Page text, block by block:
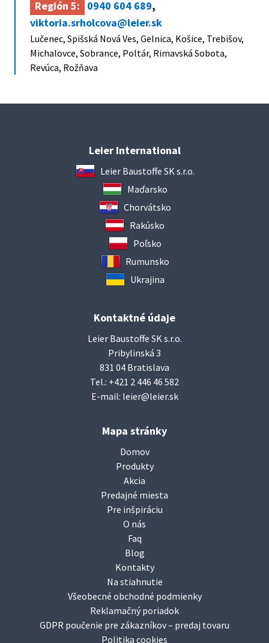
Región 5: 0940 604 689,
viktoria.srholcova@leier.sk
Lučenec, Spišská Nová Ves, Gelnica, Košice, Trebišov,
Michalovce, Sobrance, Poltár, Rimavská Sobota,
Revúca, Rožňava
Leier International
Leier Baustoffe SK s.r.o.
Maďarsko
Chorvátsko
Rakúsko
Poľsko
Rumunsko
Ukrajina
Kontaktné údaje
Leier Baustoffe SK s.r.o.
Pribylinská 3
831 04 Bratislava
Tel.: +421 2 446 46 582
E-mail: leier@leier.sk
Mapa stránky
Domov
Produkty
Akcia
Predajné miesta
Pre inšpiráciu
O nás
Faq
Blog
Kontakty
Na stiahnutie
Všeobecné obchodné podmienky
Reklamačný poriadok
GDPR poučenie pre zákazníkov – predaj tovaru
Politika cookies